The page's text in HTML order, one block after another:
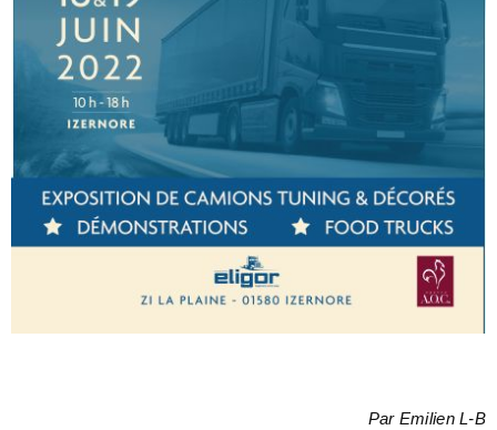
Par Emilien L-B